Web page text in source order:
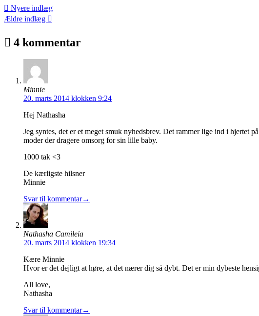
Nyere indlæg
Ældre indlæg
4 kommentar
Minnie
20. marts 2014 klokken 9:24
Hej Nathasha
Jeg syntes, det er et meget smuk nyhedsbrev. Det rammer lige ind i
moder der dragere omsorg for sin lille baby.
1000 tak <3
De kærligste hilsner
Minnie
Svar til kommentar→
Nathasha Camileia
20. marts 2014 klokken 19:34
Kære Minnie
Hvor er det dejligt at høre, at det nærer dig så dybt. Det er min dybeste
All love,
Nathasha
Svar til kommentar→